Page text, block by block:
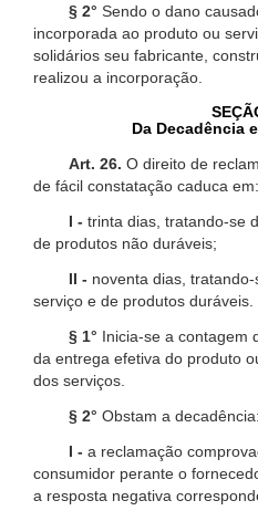
§ 2° Sendo o dano
incorporada ao produto ou
solidários seu fabricante,
realizou a incorporação.
Da Decadência
Art. 26. O direito de
de fácil constatação caduca em:
I - trinta dias, tratando-se
de produtos não duráveis;
II - noventa dias,
serviço e de produtos duráveis.
§ 1° Inicia-se a contagem
da entrega efetiva do produto
dos serviços.
§ 2° Obstam a decadência:
I - a reclamação
consumidor perante o
a resposta negativa